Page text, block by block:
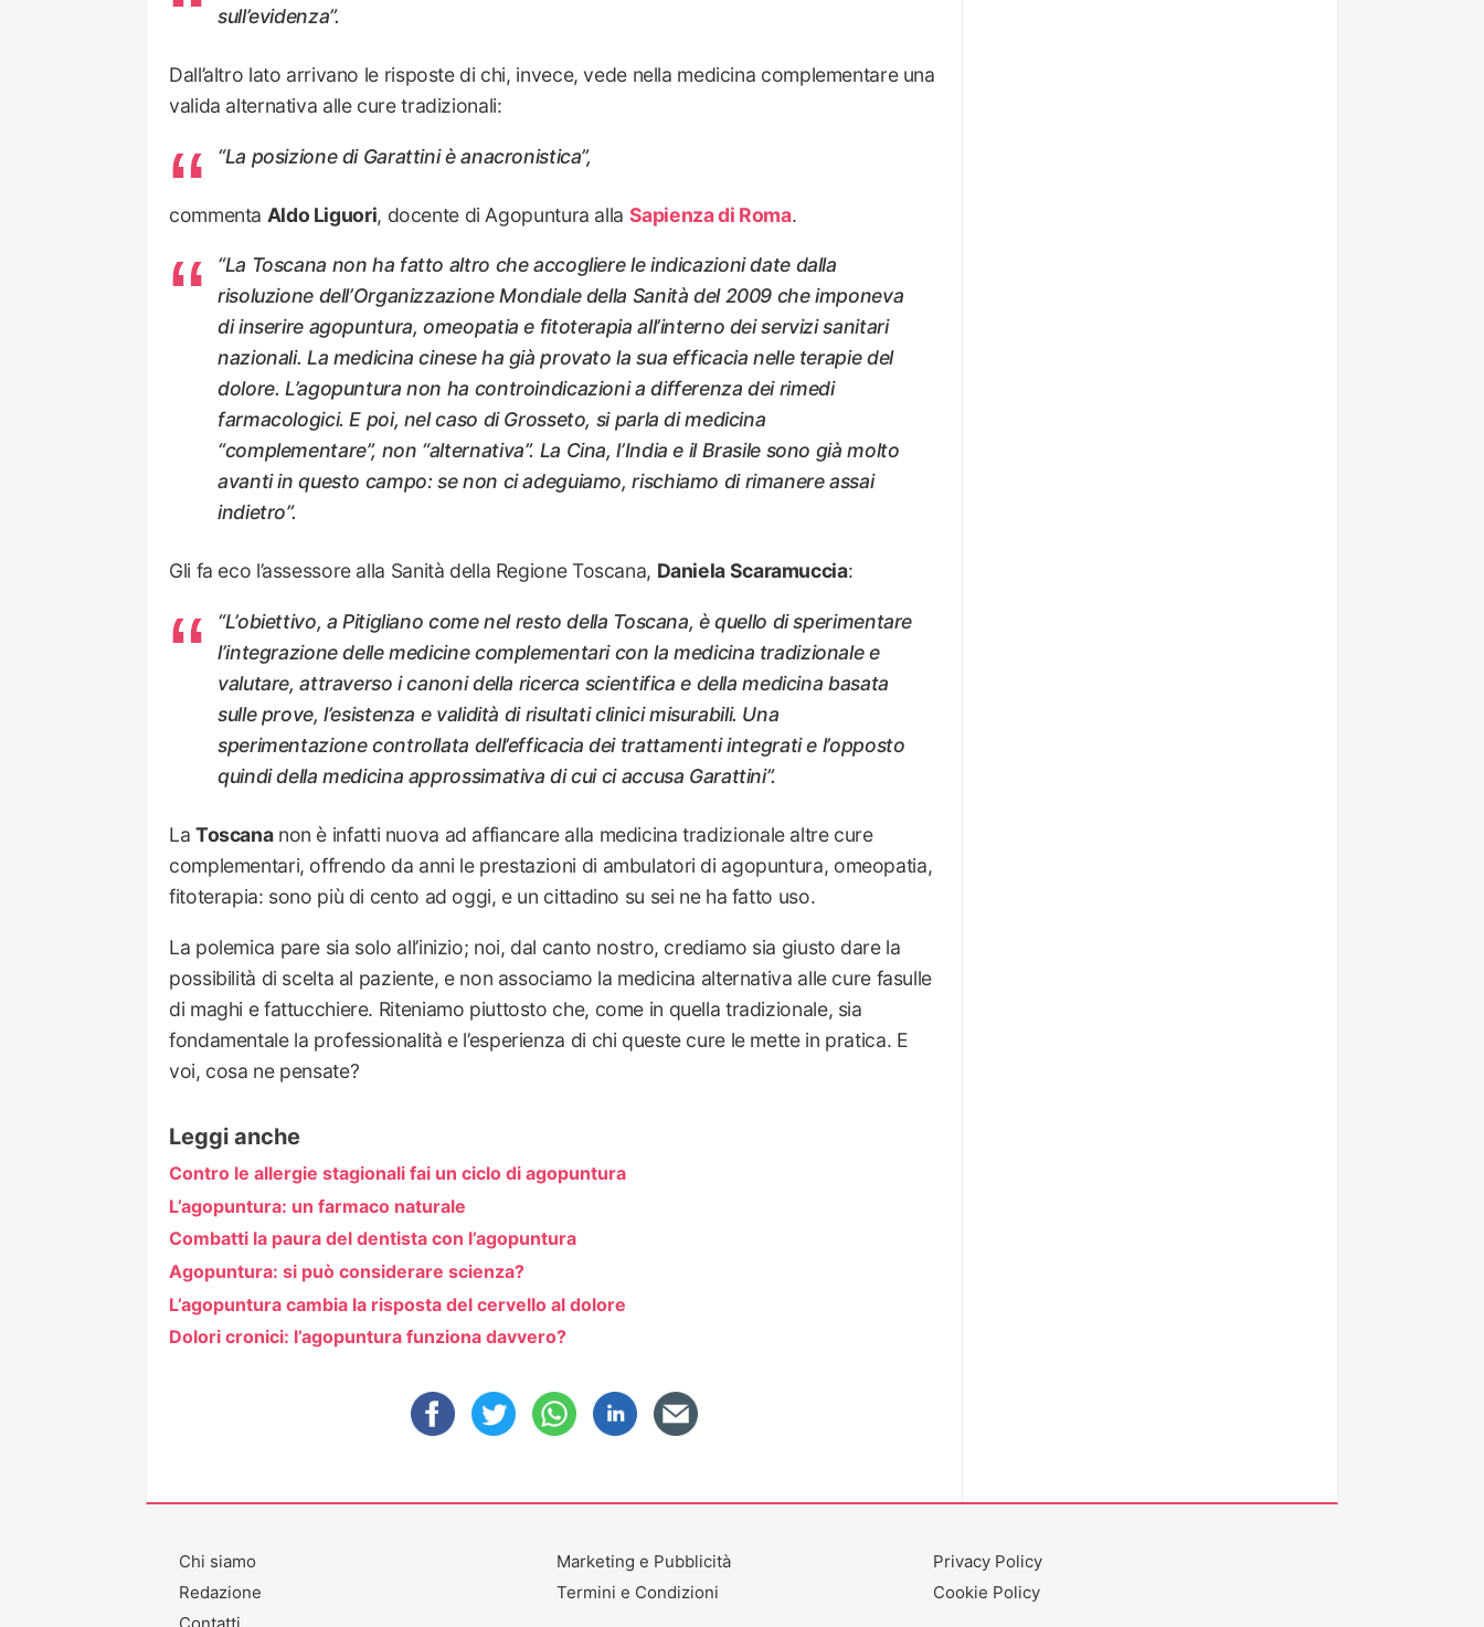
sull’evidenza”.
Dall’altro lato arrivano le risposte di chi, invece, vede nella medicina complementare una
valida alternativa alle cure tradizionali:
“La posizione di Garattini è anacronistica”,
commenta Aldo Liguori, docente di Agopuntura alla Sapienza di Roma.
“La Toscana non ha fatto altro che accogliere le indicazioni date dalla
risoluzione dell’Organizzazione Mondiale della Sanità del 2009 che imponeva
di inserire agopuntura, omeopatia e fitoterapia all’interno dei servizi sanitari
nazionali. La medicina cinese ha già provato la sua efficacia nelle terapie del
dolore. L’agopuntura non ha controindicazioni a differenza dei rimedi
farmacologici. E poi, nel caso di Grosseto, si parla di medicina
“complementare”, non “alternativa”. La Cina, l’India e il Brasile sono già molto
avanti in questo campo: se non ci adeguiamo, rischiamo di rimanere assai
indietro”.
Gli fa eco l’assessore alla Sanità della Regione Toscana, Daniela Scaramuccia:
“L’obiettivo, a Pitigliano come nel resto della Toscana, è quello di sperimentare
l’integrazione delle medicine complementari con la medicina tradizionale e
valutare, attraverso i canoni della ricerca scientifica e della medicina basata
sulle prove, l’esistenza e validità di risultati clinici misurabili. Una
sperimentazione controllata dell’efficacia dei trattamenti integrati e l’opposto
quindi della medicina approssimativa di cui ci accusa Garattini”.
La Toscananon è infatti nuova ad affiancare alla medicina tradizionale altre cure
complementari, offrendo da anni le prestazioni di ambulatori di agopuntura, omeopatia,
fitoterapia: sono più di cento ad oggi, e un cittadino su sei ne ha fatto uso.
La polemica pare sia solo all’inizio; noi, dal canto nostro, crediamo sia giusto dare la
possibilità di scelta al paziente, e non associamo la medicina alternativa alle cure fasulle
di maghi e fattucchiere. Riteniamo piuttosto che, come in quella tradizionale, sia
fondamentale la professionalità e l’esperienza di chi queste cure le mette in pratica. E
voi, cosa ne pensate?
Leggi anche
Contro le allergie stagionali fai un ciclo di agopuntura
L’agopuntura: un farmaco naturale
Combatti la paura del dentista con l’agopuntura
Agopuntura: si può considerare scienza?
L’agopuntura cambia la risposta del cervello al dolore
Dolori cronici: l’agopuntura funziona davvero?
Chi siamo
Redazione
Marketing e Pubblicità
Termini e Condizioni
Privacy Policy
Cookie Policy